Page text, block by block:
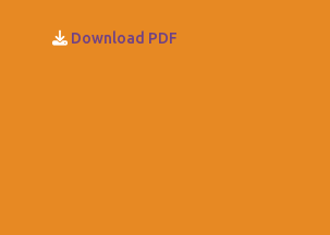
Download PDF